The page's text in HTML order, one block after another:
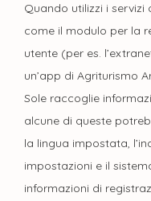
Quando utilizzi i servizi
come il modulo per la
utente (per es.
un’app di Agriturismo
Sole raccoglie
alcune di queste
la lingua impostata,
impostazioni e il
informazioni di